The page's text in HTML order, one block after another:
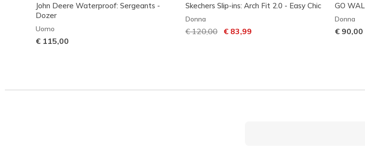
John Deere Waterproof: Sergeants -
Dozer
Uomo
€ 115,00
Skechers Slip-ins: Arch Fit 2.0 - Easy Chic
Donna
Prezzo ridotto da
€ 120,00per€ 83,99
GO
Donna
€ 90,00